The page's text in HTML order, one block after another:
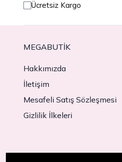
Ücretsiz Kargo
MEGABUTIK
Hakkımızda
İletişim
Mesafeli Satış Sözleşmesi
Gizlilik İlkeleri
TÜRKİYE'DEN 11 ÜLKEYE